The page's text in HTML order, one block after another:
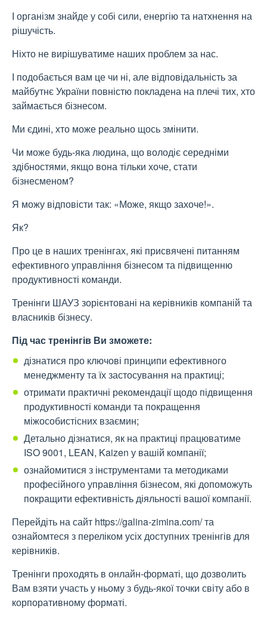
І організм знайде у собі сили, енергію та натхнення на
рішучість.
Ніхто не вирішуватиме наших проблем за нас.
І подобається вам це чи ні, але відповідальність за
майбутнє України повністю покладена на плечі тих, хто
займається бізнесом.
Ми єдині, хто може реально щось змінити.
Чи може будь-яка людина, що володіє середніми
здібностями, якщо вона тільки хоче, стати
бізнесменом?
Я можу відповісти так: «Може, якщо захоче!».
Як?
Про це в наших тренінгах, які присвячені питанням
ефективного управління бізнесом та підвищенню
продуктивності команди.
Тренінги ШАУЗ зорієнтовані на керівників компаній та
власників бізнесу.
Під час тренінгів Ви зможете:
дізнатися про ключові принципи ефективного
менеджменту та їх застосування на практиці;
отримати практичні рекомендації щодо підвищення
продуктивності команди та покращення
міжособистісних взаємин;
Детально дізнатися, як на практиці працюватиме
ISO 9001, LEAN, Kaizen у вашій компанії;
ознайомитися з інструментами та методиками
професійного управління бізнесом, які допоможуть
покращити ефективність діяльності вашої компанії.
Перейдіть на сайт https://galina-zimina.com/ та
ознайомтеся з переліком усіх доступних тренінгів для
керівників.
Тренінги проходять в онлайн-форматі, що дозволить
Вам взяти участь у ньому з будь-якої точки світу або в
корпоративному форматі.